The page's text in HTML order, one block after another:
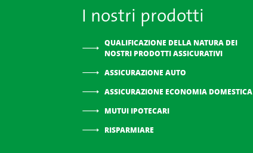
I nostri prodotti
QUALIFICAZIONE DELLA NATURA DEI
NOSTRI PRODOTTI ASSICURATIVI
ASSICURAZIONE AUTO
ASSICURAZIONE ECONOMIA DOMESTICA
MUTUI IPOTECARI
RISPARMIARE